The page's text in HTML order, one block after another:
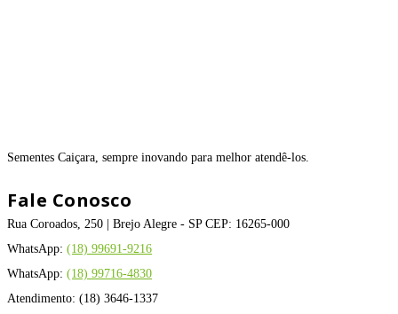
Sementes Caiçara, sempre inovando para melhor atendê-los.
Fale Conosco
Rua Coroados, 250 | Brejo Alegre - SP CEP: 16265-000
WhatsApp: (18) 99691-9216
WhatsApp: (18) 99716-4830
Atendimento: (18) 3646-1337